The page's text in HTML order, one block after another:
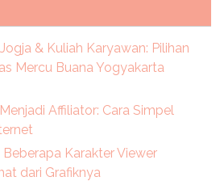
& Kuliah Karyawan: Pilihan
Mercu Buana Yogyakarta
Affiliator: Cara Simpel
Karakter Viewer
dari Grafiknya